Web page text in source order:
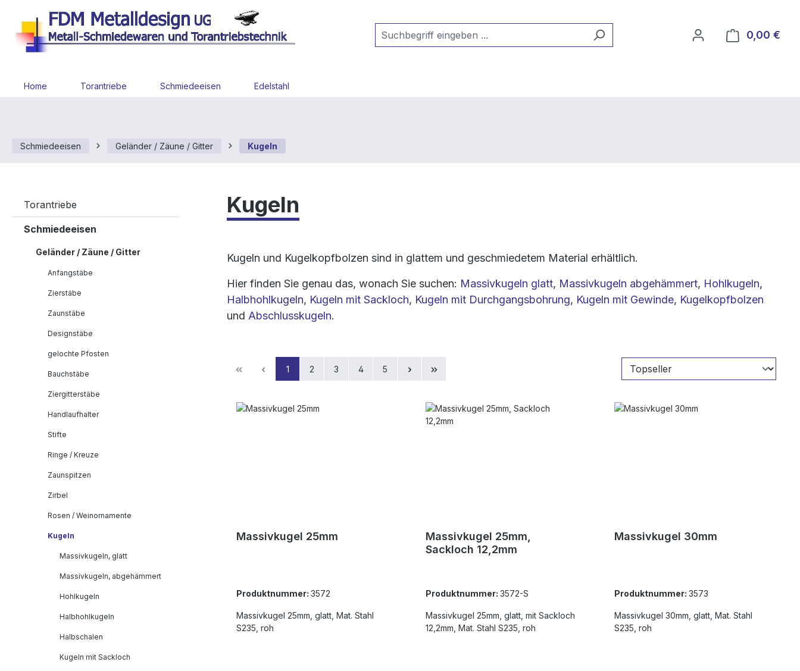
Hauptinhalt springen
Zur Suche springen
Zur Hauptnavigation springen
0,00 €
Home Torantriebe Schmiedeeisen Edelstahl
Schmiedeeisen Geländer / Zäune / Gitter Kugeln
Torantriebe
Schmiedeeisen
Geländer / Zäune / Gitter
Anfangstäbe
Zierstäbe
Zaunstäbe
Designstäbe
gelochte Pfosten
Bauchstäbe
Ziergitterstäbe
Handlaufhalter
Stifte
Ringe / Kreuze
Zaunspitzen
Zirbel
Rosen / Weinornamente
Kugeln
Massivkugeln, glatt
Massivkugeln, abgehämmert
Hohlkugeln
Halbhohlkugeln
Halbschalen
Kugeln mit Sackloch
Kugeln
Kugeln und Kugelkopfbolzen sind in glattem und geschmiedetem Material erhältlich.
Hier finden Sie genau das, wonach Sie suchen: Massivkugeln glatt, Massivkugeln abgehämmert, Hohlkugeln,
Halbhohlkugeln, Kugeln mit Sackloch, Kugeln mit Durchgangsbohrung, Kugeln mit Gewinde, Kugelkopfbolzen
und Abschlusskugeln.
Seite
1 Seite
2 Seite
3 Seite
4 Seite
5
Massivkugel 25mm
Produktnummer: 3572
Massivkugel 25mm, glatt, Mat. Stahl
S235, roh
Massivkugel 25mm,
Sackloch 12,2mm
Produktnummer: 3572-S
Massivkugel 25mm, glatt, mit Sackloch
12,2mm, Mat. Stahl S235, roh
Massivkugel 30mm
Produktnummer:3573
Massivkugel 30mm, glatt, Mat. Stahl
S235, roh